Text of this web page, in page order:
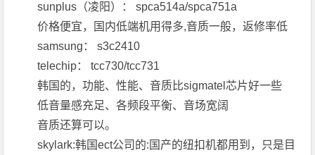
sunplus（凌阳）： spca514a/spca751a
价格便宜，国内低端机用得多,音质一般，返修率低
samsung： s3c2410
telechip： tcc730/tcc731
韩国的，功能、性能、音质比sigmatel芯片好一些
低音量感充足、各频段平衡、音场宽阔
音质还算可以。
skylark:韩国ect公司的:国产的纽扣机都用到，只是目